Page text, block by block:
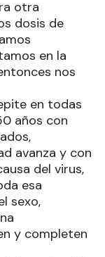
otra
dosis de
en la
nos
en todas
años con
avanza y con
del virus,
esa
sexo,
y completen